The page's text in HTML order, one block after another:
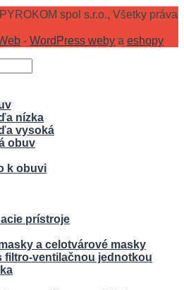
spol s.r.o., Všetky práva
- WordPress weby a eshopy
nízka
vysoká
obuv
k obuvi
prístroje
a celotvárové masky
filtro-ventilačnou jednotkou